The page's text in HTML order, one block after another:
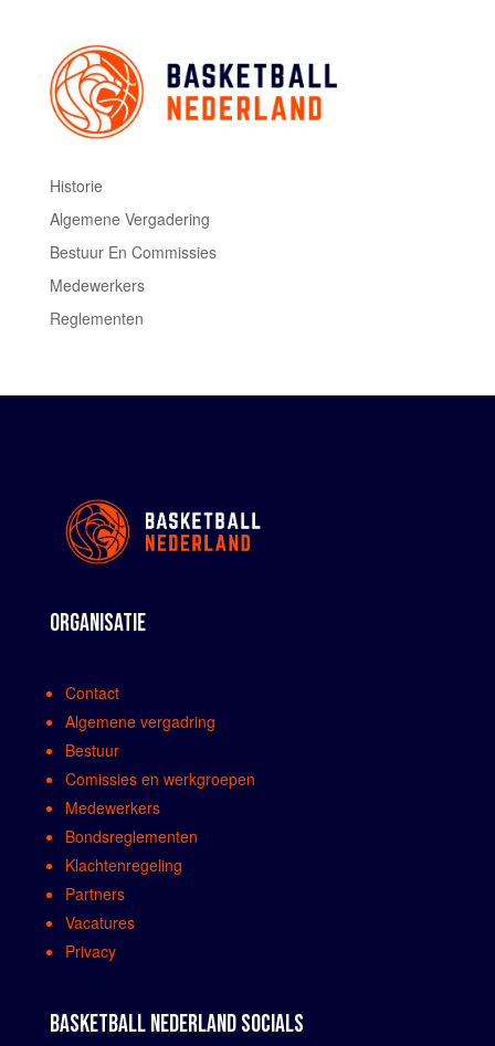
Historie
Algemene Vergadering
Bestuur En Commissies
Medewerkers
Reglementen
ORGANISATIE
Contact
Algemene vergadring
Bestuur
Comissies en werkgroepen
Medewerkers
Bondsreglementen
Klachtenregeling
Partners
Vacatures
Privacy
BASKETBALL NEDERLAND SOCIALS